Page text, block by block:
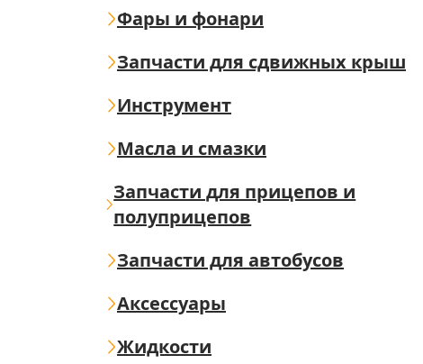
Фары и фонари
Запчасти для сдвижных крыш
Инструмент
Масла и смазки
Запчасти для прицепов и
полуприцепов
Запчасти для автобусов
Аксессуары
Жидкости